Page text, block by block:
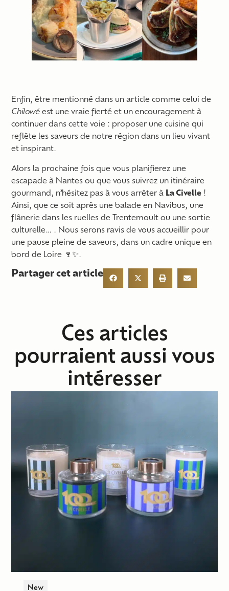
Enfin, être mentionné dans un article comme celui de
Chilowé est une vraie fierté et un encouragement à
continuer dans cette voie : proposer une cuisine qui
reflète les saveurs de notre région dans un lieu vivant
et inspirant.
Alors la prochaine fois que vous planifierez une
escapade à Nantes ou que vous suivrez un itinéraire
gourmand, n’hésitez pas à vous arrêter à La Civelle !
Ainsi, que ce soit après une balade en Navibus, une
flânerie dans les ruelles de Trentemoult ou une sortie
culturelle… . Nous serons ravis de vous accueillir pour
une pause pleine de saveurs, dans un cadre unique en
bord de Loire 🍷✨.
Partager cet article
Ces articles
pourraient aussi vous
intéresser
New